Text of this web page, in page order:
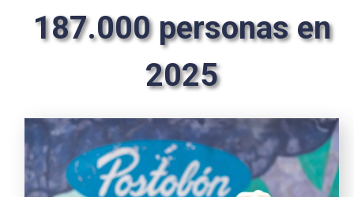
187.000 personas en
2025